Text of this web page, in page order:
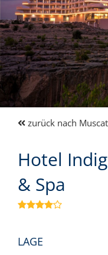
zurück nach Muscat
Hotel
& Spa

LAGE